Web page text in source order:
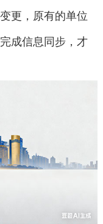
更，原有的单位
成信息同步，才